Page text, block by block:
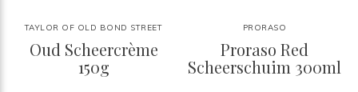
TAYLOR OF OLD BOND STREET
Oud Scheercrème
150g
PRORASO
Proraso Red
Scheerschuim 300ml